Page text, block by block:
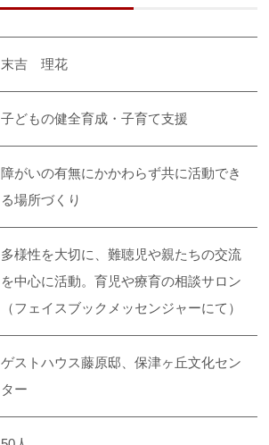
末吉 理花
子どもの健全育成・子育て支援
障がいの有無にかかわらず共に活動でき
る場所づくり
多様性を大切に、難聴児や親たちの交流
を中心に活動。育児や療育の相談サロン
（フェイスブックメッセンジャーにて）
ゲストハウス藤原邸、保津ヶ丘文化セン
ター